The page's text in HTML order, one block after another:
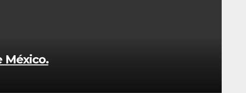
México.